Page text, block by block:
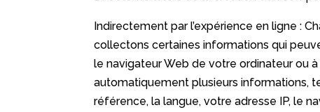
Indirectement par l’expérience en ligne :
collectons certaines informations qui
le navigateur Web de votre ordinateur ou
automatiquement plusieurs informations,
référence, la langue, votre adresse IP, le